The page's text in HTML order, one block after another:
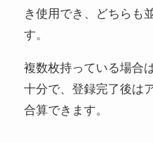
き使用でき、どちらも
す。
複数枚持っている場合
十分で、登録完了後は
合算できます。